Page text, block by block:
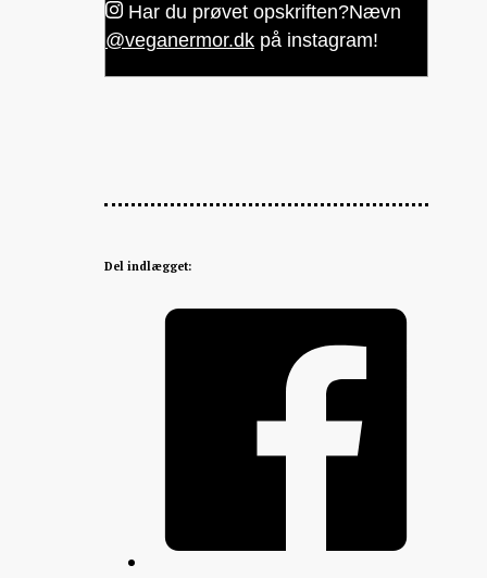
Har du prøvet opskriften?Nævn
@veganermor.dk på instagram!
Del indlægget: